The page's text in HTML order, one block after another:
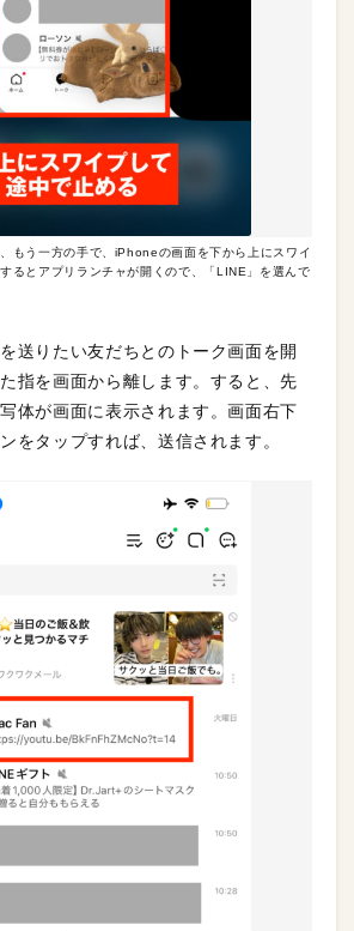
もう一方の手で、iPhoneの画面を下から上にスワイ
るとアプリランチャが開くので、「LINE」を選んで
送りたい友だちとのトーク画面を開
指を画面から離します。すると、先
体が画面に表示されます。画面右下
をタップすれば、送信されます。